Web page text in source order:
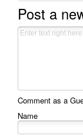
Post a
Comment as a
Name